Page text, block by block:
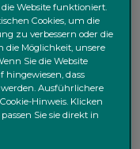
die Brent-
Barrel. Seitdem
Sperrung
Angriffen auf
100 US-Dollar
Licht für mehr
frühere
Website funktioniert.
Cookies, um die
zu verbessern oder die
die Möglichkeit, unsere
Sie die Website
hingewiesen, dass
Ausführlichere
Hinweis. Klicken
Sie sie direkt in